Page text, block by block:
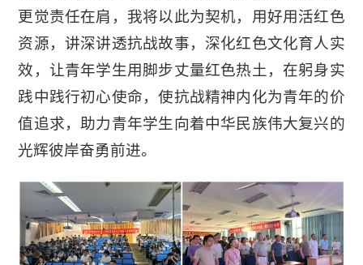
更觉责任在肩，我将以此为契机，用好用活红色
资源，讲深讲透抗战故事，深化红色文化育人实
效，让青年学生用脚步丈量红色热土，在躬身实
践中践行初心使命，使抗战精神内化为青年的价
值追求，助力青年学生向着中华民族伟大复兴的
光辉彼岸奋勇前进。